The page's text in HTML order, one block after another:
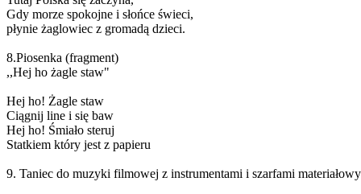
Gdy morze spokojne i słońce świeci,
płynie żaglowiec z gromadą dzieci.
8.Piosenka (fragment)
,,Hej ho żagle staw"
Hej ho! Żagle staw
Ciągnij line i się baw
Hej ho! Śmiało steruj
Statkiem który jest z papieru
9. Taniec do muzyki filmowej z instrumentami i szarfami